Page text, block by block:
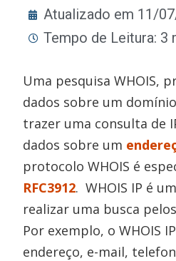
Atualizado em 11/
Tempo de Leitura: 3
Uma pesquisa WHOIS,
dados sobre um
trazer uma consulta de
dados sobre um
protocolo WHOIS é
RFC3912. WHOIS IP é
realizar uma busca
Por exemplo, o WHOIS
endereço, e-mail,